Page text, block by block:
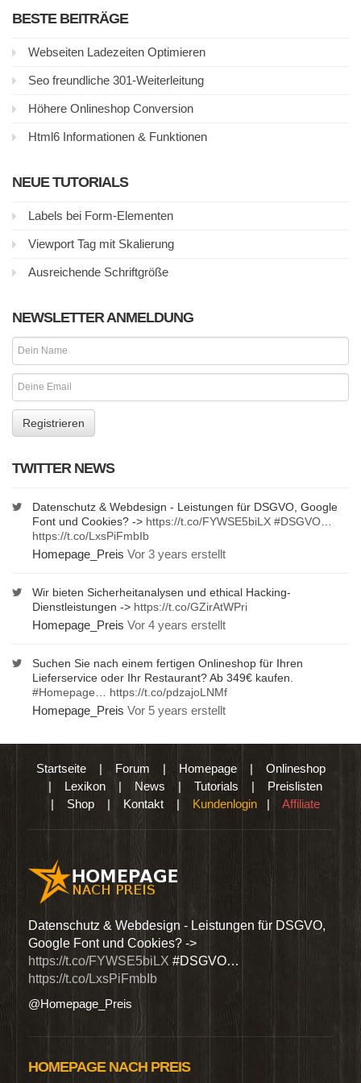
BESTE BEITRÄGE
Webseiten Ladezeiten Optimieren
Seo freundliche 301-Weiterleitung
Höhere Onlineshop Conversion
Html6 Informationen & Funktionen
NEUE TUTORIALS
Labels bei Form-Elementen
Viewport Tag mit Skalierung
Ausreichende Schriftgröße
NEWSLETTER ANMELDUNG
TWITTER NEWS
Datenschutz & Webdesign - Leistungen für DSGVO, Google
Font und Cookies? -> https://t.co/FYWSE5biLX #DSGVO
https://t.co/LxsPiFmbIb
Homepage_Preis Vor 3 years erstellt
Wir bieten Sicherheitanalysen und ethical Hacking-
Dienstleistungen -> https://t.co/GZirAtWPri
Homepage_Preis Vor 4 years erstellt
Suchen Sie nach einem fertigen Onlineshop für Ihren
Lieferservice oder Ihr Restaurant? Ab 349€ kaufen.
#Homepage
https://t.co/pdzajoLNMf
Homepage_Preis Vor 5 years erstellt
Startseite| Forum | Homepage| Onlineshop
| Lexikon | News | Tutorials | Preislisten
| Shop | Kontakt | Kundenlogin | Affiliate
Datenschutz & Webdesign - Leistungen für DSGVO,
Google Font und Cookies? ->
https://t.co/FYWSE5biLX #DSGVO…
https://t.co/LxsPiFmbIb
@Homepage_Preis
HOMEPAGE NACH PREIS